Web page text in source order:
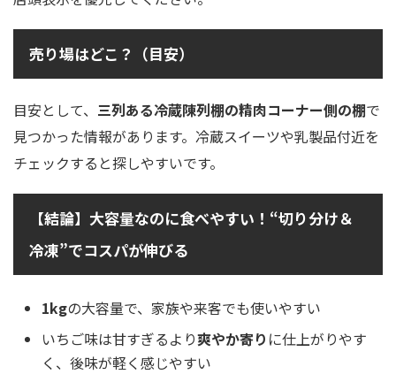
売り場はどこ？（目安）
目安として、 三列ある冷蔵陳列棚の精肉コーナー側の棚で
見つかった情報があります。冷蔵スイーツや乳製品付近を
チェックすると探しやすいです。
【結論】大容量なのに食べやすい！“切り分け＆
冷凍”でコスパが伸びる
1kgの大容量で、家族や来客でも使いやすい
いちご味は甘すぎるより爽やか寄り に仕上がりやす
く、後味が軽く感じやすい